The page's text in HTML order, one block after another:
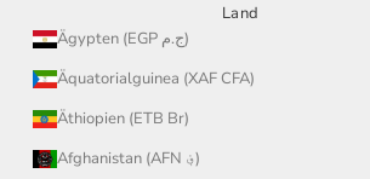
Land
Ägypten (EGP ج.م)
Äquatorialguinea (XAF CFA)
Äthiopien (ETB Br)
Afghanistan (AFN ؋)